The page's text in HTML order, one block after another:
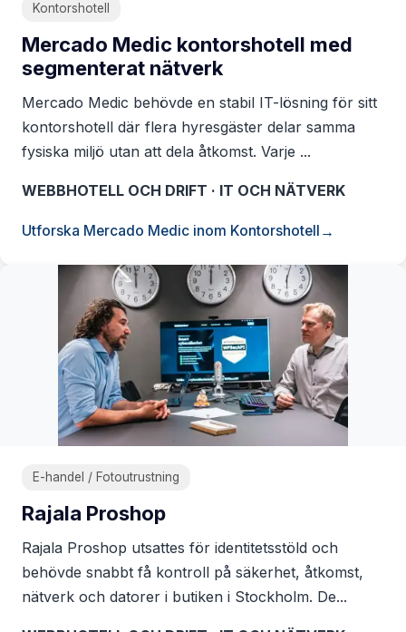
Kontorshotell
Mercado Medic kontorshotell med
segmenterat nätverk
Mercado Medic behövde en stabil IT-lösning för sitt
kontorshotell där flera hyresgäster delar samma
fysiska miljö utan att dela åtkomst. Varje ...
WEBBHOTELL OCH DRIFT · IT OCH NÄTVERK
Utforska Mercado Medic inom Kontorshotell
E-handel / Fotoutrustning
Rajala Proshop
Rajala Proshop utsattes för identitetsstöld och
behövde snabbt få kontroll på säkerhet, åtkomst,
nätverk och datorer i butiken i Stockholm. De...